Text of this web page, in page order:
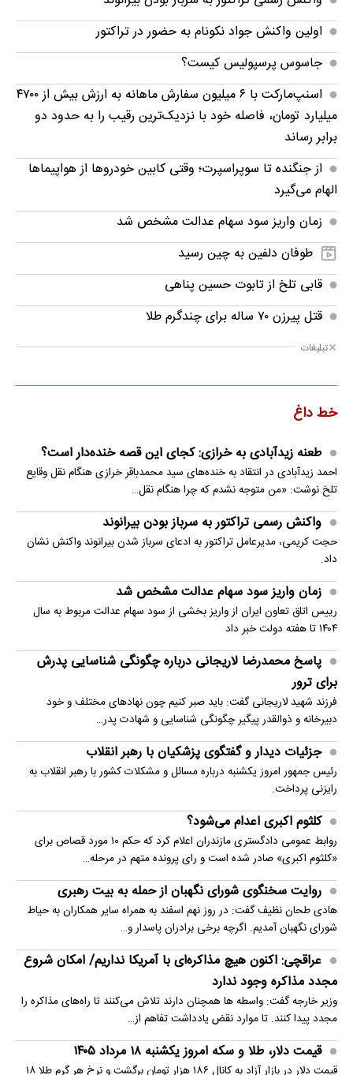
اولین واکنش جواد نکونام به حضور در تراکتور
جاسوس پرسپولیس کیست؟
اسنپ‌مارکت با ۶ میلیون سفارش ماهانه به ارزش بیش از ۴۷۰۰
میلیارد تومان، فاصله خود با نزدیک‌ترین رقیب را به حدود دو
برابر رساند
از جنگنده تا سوپراسپرت؛ وقتی کابین خودروها از هواپیماها
الهام می‌گیرد
زمان واریز سود سهام عدالت مشخص شد
طوفان دلفین به چین رسید
قابی تلخ از تابوت حسین پناهی
قتل پیرزن ۷۰ ساله برای چندگرم طلا
تبلیغات
خط داغ
طعنه زیدآبادی به خرازی: کجای این قصه خنده‌دار است؟
احمد زیدآبادی در انتقاد به خنده‌های سید محمدباقر خرازی هنگام نقل وقایع
تلخ نوشت: «من متوجه نشدم که چرا هنگام نقل…
واکنش رسمی تراکتور به سرباز بودن بیرانوند
حجت کریمی، مدیرعامل تراکتور به ادعای سرباز شدن بیرانوند واکنش نشان
داد.
زمان واریز سود سهام عدالت مشخص شد
رییس اتاق تعاون ایران از واریز بخشی از سود سهام عدالت مربوط به سال
۱۴۰۴ تا هفته دولت خبر داد
پاسخ محمدرضا لاریجانی درباره چگونگی شناسایی پدرش
برای ترور
فرزند شهید لاریجانی گفت: باید صبر کنیم چون نهادهای مختلف و خود
دبیرخانه و ذوالقدر پیگیر چگونگی شناسایی و شهادت پدر…
جزئیات دیدار و گفتگوی پزشکیان با رهبر انقلاب
رئیس جمهور امروز یکشنبه درباره مسائل و مشکلات کشور با رهبر انقلاب به
رایزنی پرداخت.
کلثوم اکبری اعدام می‌شود؟
روابط عمومی دادگستری مازندران اعلام کرد که حکم ۱۰ مورد قصاص برای
«کلثوم اکبری» صادر شده است و رای پرونده متهم در مرحله…
روایت سخنگوی شورای نگهبان از حمله به بیت رهبری
هادی طحان نظیف گفت: در روز نهم اسفند به همراه سایر همکاران به حیاط
شورای نگهبان آمدیم. اگرچه برخی برادران پاسدار و…
عراقچی: اکنون هیچ مذاکره‌ای با آمریکا نداریم/ امکان شروع
مجدد مذاکره وجود ندارد
وزیر خارجه گفت: واسطه ها همچنان دارند تلاش می‌کنند تا راه‌های مذاکره را
مجدد پیدا کنند. تا موارد نقض یادداشت تفاهم از…
قیمت دلار، طلا و سکه امروز یکشنبه ۱۸ مرداد ۱۴۰۵
قیمت دلار در بازار آزاد به کانال ۱۸۶ هزار تومان برگشت و نرخ هر گرم طلا ۱۸